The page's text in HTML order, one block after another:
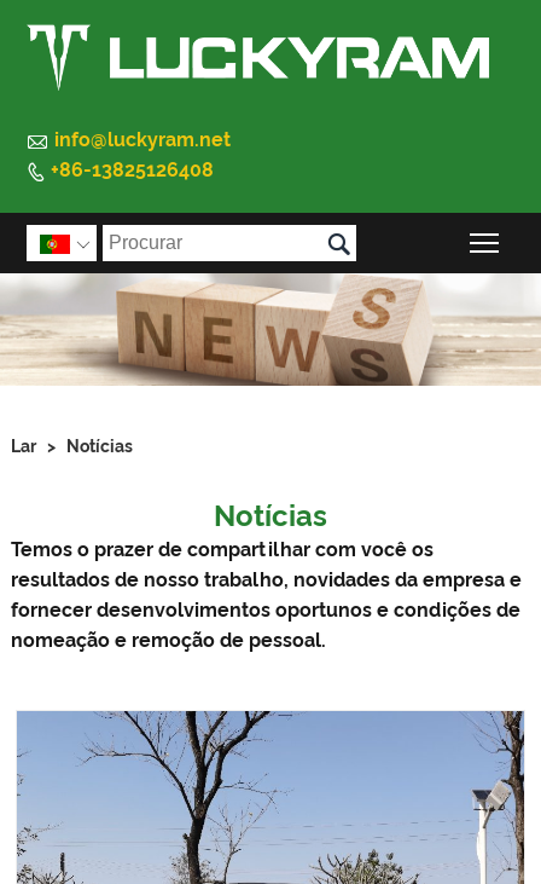
 info@luckyram.net
 +86-13825126408
 
Lar > Notícias
Notícias
Temos o prazer de compartilhar com você os
resultados de nosso trabalho, novidades da empresa e
fornecer desenvolvimentos oportunos e condições de
nomeação e remoção de pessoal.